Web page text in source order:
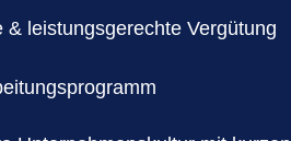
leistungsgerechte Vergütung